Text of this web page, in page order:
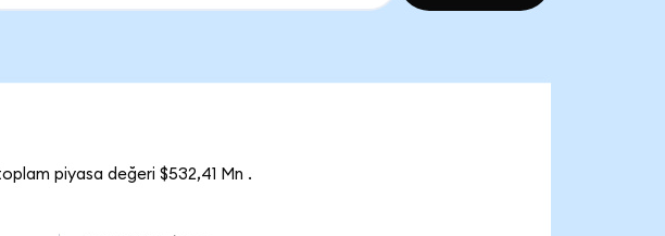
piyasa değeri $532,41 Mn .